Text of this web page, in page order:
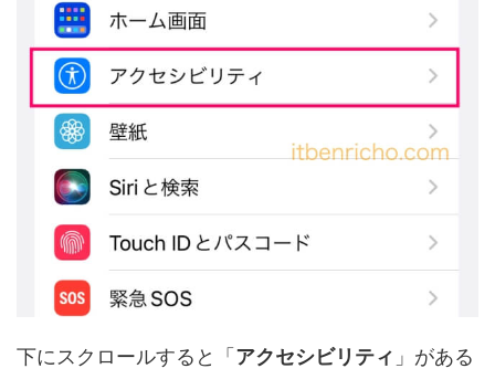
下にスクロールすると「 アクセシビリティ 」がある